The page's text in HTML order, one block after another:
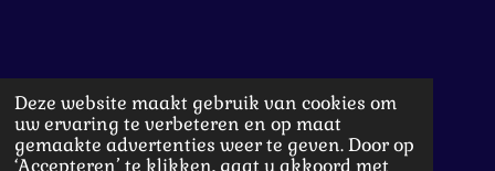
Deze website maakt gebruik van cookies om
uw ervaring te verbeteren en op maat
gemaakte advertenties weer te geven. Door op
‘Accepteren’ te klikken, gaat u akkoord met